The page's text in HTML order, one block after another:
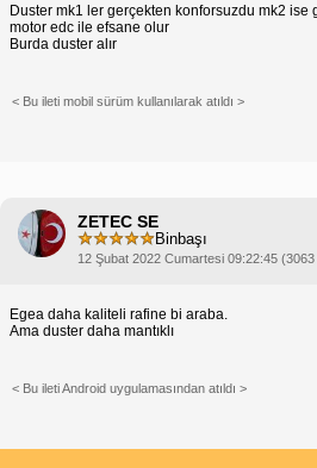
Duster mk1 ler gerçekten konforsuzdu mk2 ise
motor edc ile efsane olur
Burda duster alır
< Bu ileti mobil sürüm kullanılarak atıldı >
ZETEC SE
Binbaşı
12 Şubat 2022 Cumartesi 09:22:45 (3063
Egea daha kaliteli rafine bi araba.
Ama duster daha mantıklı
< Bu ileti Android uygulamasından atıldı >